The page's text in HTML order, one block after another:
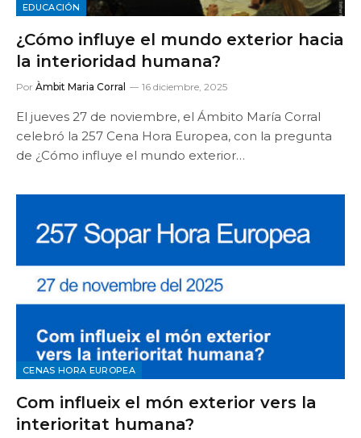
EDUCACIÓN
¿Cómo influye el mundo exterior hacia
la interioridad humana?
Por Àmbit Maria Corral 16 diciembre, 2025
El jueves 27 de noviembre, el Ámbito María Corral
celebró la 257 Cena Hora Europea, con la pregunta
de ¿Cómo influye el mundo exterior…
CENAS HORA EUROPEA
Com influeix el món exterior vers la
interioritat humana?